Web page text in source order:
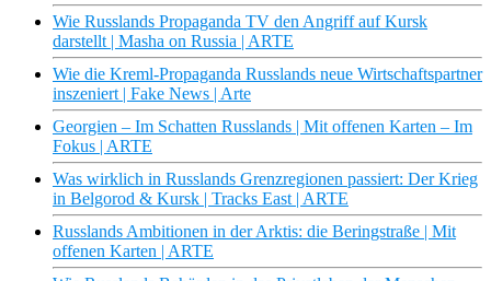
Wie Russlands Propaganda TV den Angriff auf Kursk
darstellt | Masha on Russia | ARTE
Wie die Kreml-Propaganda Russlands neue Wirtschaftspartner
inszeniert | Fake News | Arte
Georgien – Im Schatten Russlands | Mit offenen Karten – Im
Fokus | ARTE
Was wirklich in Russlands Grenzregionen passiert: Der Krieg
in Belgorod & Kursk | Tracks East | ARTE
Russlands Ambitionen in der Arktis: die Beringstraße | Mit
offenen Karten | ARTE